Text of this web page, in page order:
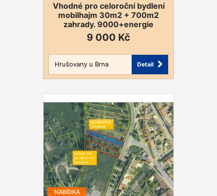
Vhodné pro celoroční bydlení
mobilhajm 30m2 + 700m2
zahrady. 9000+energie
9 000 Kč
Hrušovany u Brna Detail
NABÍDKA